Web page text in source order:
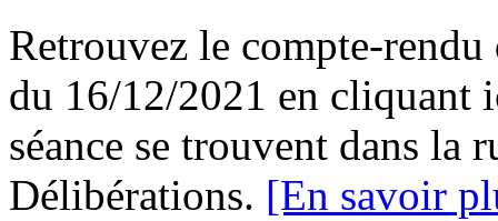
Retrouvez le compte-
du 16/12/2021 en cliquant
séance se trouvent dans
Délibérations. [En savoir